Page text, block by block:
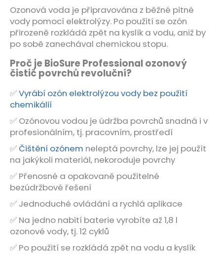
Ozonová voda je připravována z běžné pitné
vody pomocí elektrolýzy. Po použití se ozón
přirozeně rozkládá zpět na kyslík a vodu, aniž by
po sobě zanechával chemickou stopu.
Proč je BioSure Professional ozonový
čistič povrchů revoluční?
✅Vyrábí ozón elektrolýzou vody bez použití
chemikálií
✅ Ozónovou vodou je údržba povrchů snadná i v
profesionálním, tj. pracovním, prostředí
✅ Čištění ozónem neleptá povrchy, lze jej použít
na jakýkoli materiál, nekoroduje povrchy
✅ Přenosné a opakovaně použitelné
bezúdržbové řešení
✅ Jednoduché ovládání a rychlá aplikace
✅ Na jedno nabití baterie vyrobíte až 1,8 l
ozonové vody, tj. 12 cyklů
✅ Po použití se rozkládá zpět na vodu a kyslík